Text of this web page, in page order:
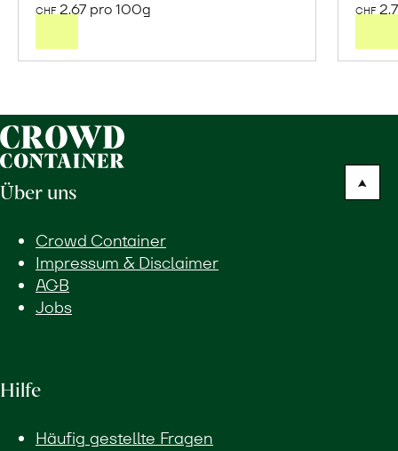
CHF2.67 pro 100g CHF
Über uns
Crowd Container
Impressum & Disclaimer
AGB
Jobs
Hilfe
Häufig gestellte Fragen